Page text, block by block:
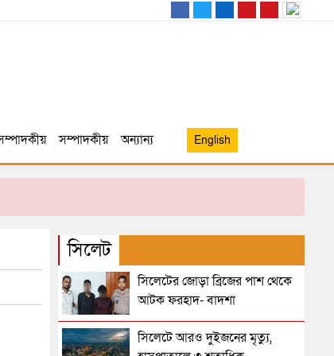
সম্পাদকীয় অন্যান্য English
সিলেট
সিলেটের জোড়া ব্রিজের পাশ থেকে
আটক ফরহাদ- বাদশা
সিলেটে আরও দুইজনের মৃত্যু,